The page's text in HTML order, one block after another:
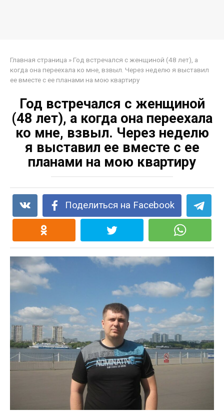
Главная страница » Год встречался с женщиной (48 лет), а
когда она переехала ко мне, взвыл. Через неделю я выставил
ее вместе с ее планами на мою квартиру
Год встречался с женщиной
(48 лет), а когда она переехала
ко мне, взвыл. Через неделю
я выставил ее вместе с ее
планами на мою квартиру
Поделиться на Facebook